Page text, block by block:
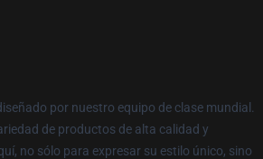
por nuestro equipo de clase mundial.
de productos de alta calidad y
no sólo para expresar su estilo único, sino